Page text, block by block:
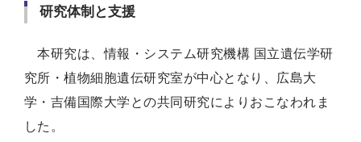
研究体制と支援
本研究は、情報・システム研究機構 国立遺伝学研
究所・植物細胞遺伝研究室が中心となり、広島大
学・吉備国際大学との共同研究によりおこなわれま
した。